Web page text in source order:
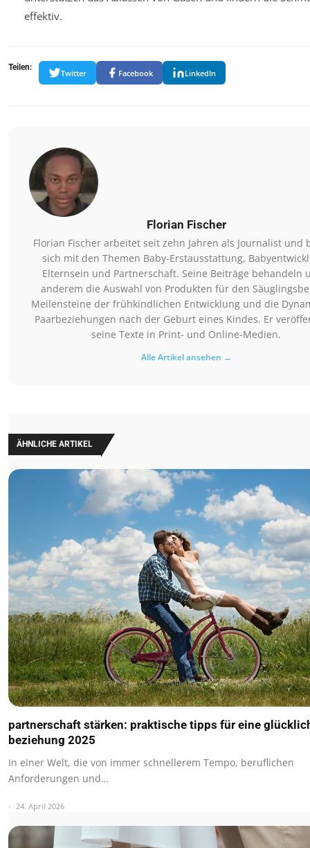
effektiv.
Teilen:
Twitter Facebook LinkedIn
Florian Fischer
Florian Fischer arbeitet seit zehn Jahren als Journalist und
sich mit den Themen Baby-Erstausstattung,
Elternsein und Partnerschaft. Seine Beiträge behandeln
anderem die Auswahl von Produkten für den
Meilensteine der frühkindlichen Entwicklung und die
Paarbeziehungen nach der Geburt eines Kindes. Er
seine Texte in Print- und Online-Medien.
Alle Artikel ansehen →
ÄHNLICHE ARTIKEL
partnerschaft stärken: praktische tipps für eine
beziehung 2025
In einer Welt, die von immer schnellerem Tempo, beruflichen
Anforderungen und…
24. April 2026